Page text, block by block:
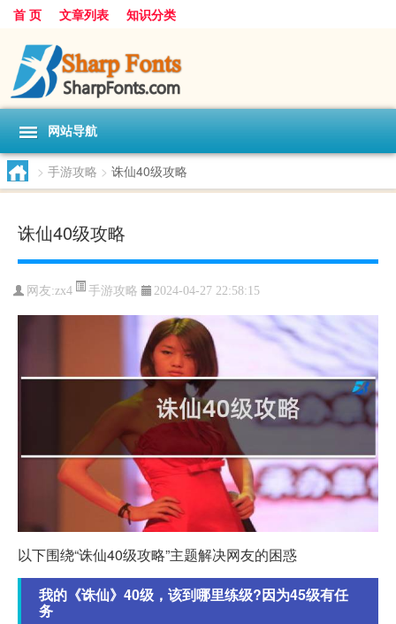
首 页 文章列表 知识分类
网站导航
> 手游攻略 > 诛仙40级攻略
诛仙40级攻略
网友:zx4 手游攻略 2024-04-27 22:58:15
以下围绕“诛仙40级攻略”主题解决网友的困惑
我的《诛仙》40级，该到哪里练级?因为45级有任
务